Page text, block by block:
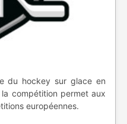
du hockey sur glace en
compétition permet aux
européennes.